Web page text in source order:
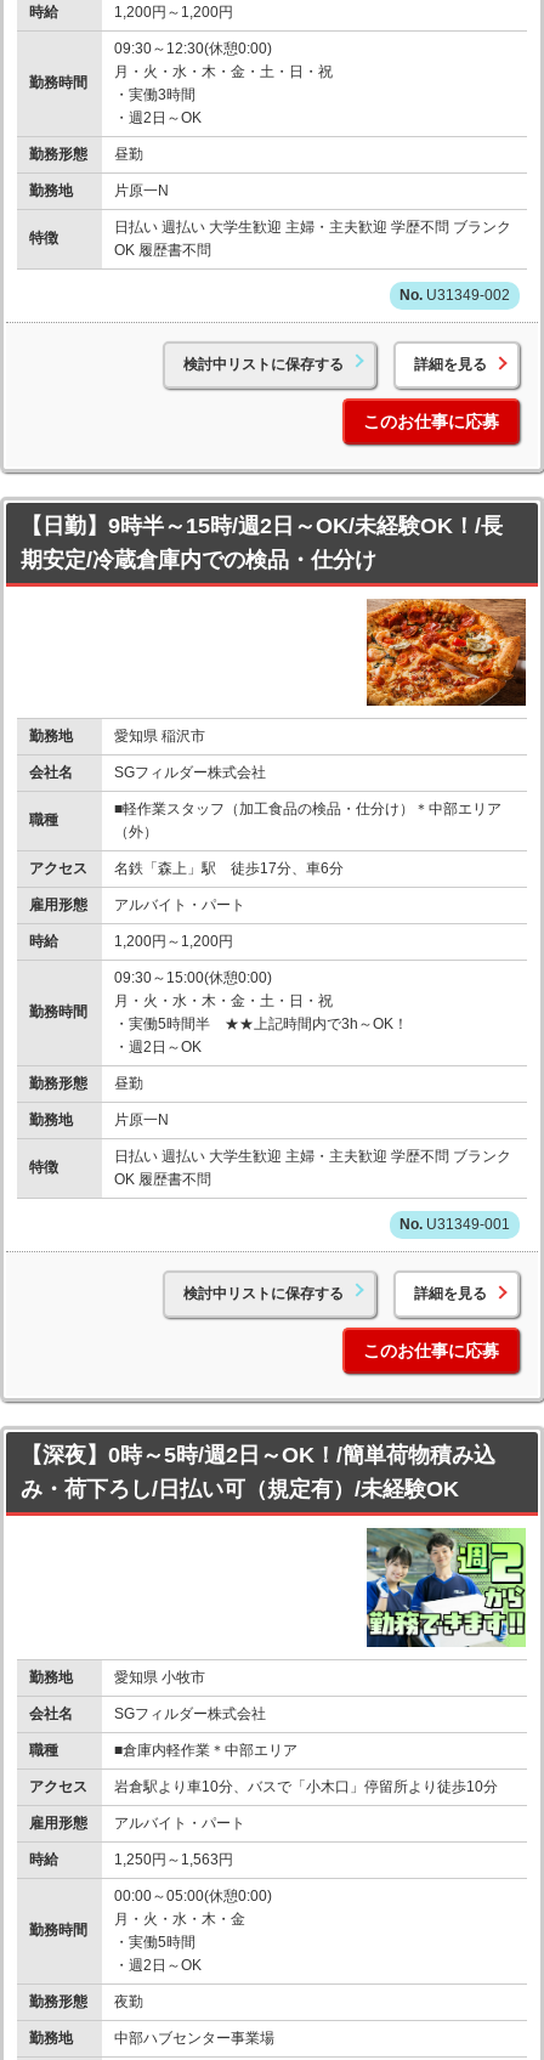
時給 1,200円～1,200円
勤務時間
09:30～12:30(休憩0:00)
月・火・水・木・金・土・日・祝
・実働3時間
・週2日～OK
勤務形態 昼勤
勤務地 片原一N
特徴
日払い 週払い 大学生歓迎 主婦・主夫歓迎 学歴不問 ブランク
OK 履歴書不問
U31349-002
検討中リストに保存する 詳細を見る
このお仕事に応募
【日勤】9時半～15時/週2日～OK/未経験OK！/長
期安定/冷蔵倉庫内での検品・仕分け
勤務地 愛知県 稲沢市
会社名 SGフィルダー株式会社
職種
■軽作業スタッフ（加工食品の検品・仕分け）＊中部エリア
（外）
アクセス 名鉄「森上」駅 徒歩17分、車6分
雇用形態 アルバイト・パート
時給 1,200円～1,200円
勤務時間
09:30～15:00(休憩0:00)
月・火・水・木・金・土・日・祝
・実働5時間半 ★★上記時間内で3h～OK！
・週2日～OK
勤務形態 昼勤
勤務地 片原一N
特徴
日払い 週払い 大学生歓迎 主婦・主夫歓迎 学歴不問 ブランク
OK 履歴書不問
U31349-001
検討中リストに保存する 詳細を見る
このお仕事に応募
【深夜】0時～5時/週2日～OK！/簡単荷物積み込
み・荷下ろし/日払い可（規定有）/未経験OK
勤務地 愛知県 小牧市
会社名 SGフィルダー株式会社
職種 ■倉庫内軽作業＊中部エリア
アクセス 岩倉駅より車10分、バスで「小木口」停留所より徒歩10分
雇用形態 アルバイト・パート
時給 1,250円～1,563円
勤務時間
00:00～05:00(休憩0:00)
月・火・水・木・金
・実働5時間
・週2日～OK
勤務形態 夜勤
勤務地 中部ハブセンター事業場